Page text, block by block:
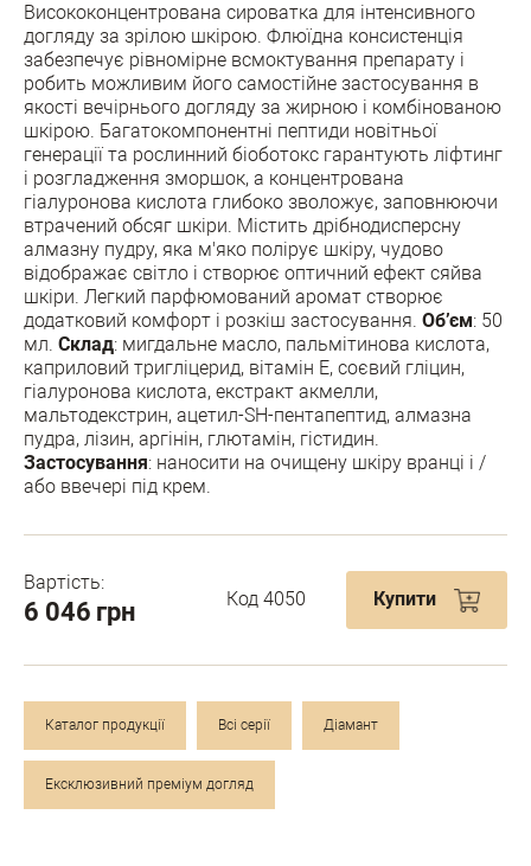
Висококонцентрована сироватка для інтенсивного
догляду за зрілою шкірою. Флюїдна консистенція
забезпечує рівномірне всмоктування препарату і
робить можливим його самостійне застосування в
якості вечірнього догляду за жирною і комбінованою
шкірою. Багатокомпонентні пептиди новітньої
генерації та рослинний біоботокс гарантують ліфтинг
і розгладження зморшок, а концентрована
гіалуронова кислота глибоко зволожує, заповнюючи
втрачений обсяг шкіри. Містить дрібнодисперсну
алмазну пудру, яка м'яко полірує шкіру, чудово
відображає світло і створює оптичний ефект сяйва
шкіри. Легкий парфюмований аромат створює
додатковий комфорт і розкіш застосування. Об’єм: 50
мл. Склад: мигдальне масло, пальмітинова кислота,
каприловий тригліцерид, вітамін Е, соєвий гліцин,
гіалуронова кислота, екстракт акмелли,
мальтодекстрин, ацетил-SH-пентапептид, алмазна
пудра, лізин, аргінін, глютамін, гістидин.
Застосування: наносити на очищену шкіру вранці і /
або ввечері під крем.
Вартість:
6 046 грн Код 4050 Купити
Каталог продукції Всі серії Діамант
Ексклюзивний преміум догляд